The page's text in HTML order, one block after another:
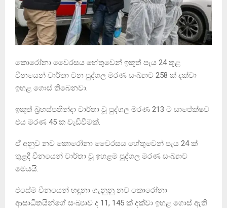
කොරෝනා වෛරසය හේතුවෙන් ඉකුත් පැය 24 තුළ
චීනයෙන් වාර්තා වන පුද්ගල මරණ සංඛ්‍යාව 258 ක් දක්වා
ඉහළ ගොස් තිබෙනවා.
ඉකුත් බ‍්‍රහස්පතින්දා වාර්තා වූ පුද්ගල මරණ 213 ට සාපේක්ෂව
එය මරණ 45 ක වැඩිවීමක්.
ඒ අනුව නව කොරෝනා වෛරසය හේතුවෙන් පැය 24 ක්
තුළදී චීනයෙන් වාර්තා වූ ඉහළම පුද්ගල මරණ සංඛ්‍යාව
මෙයයි.
එසේම චීනයෙන් හඳුනා ගැනුනු නව කොරෝනා
ආසාධිතයින්ගේ සංඛ්‍යාව ද 11, 145 ක් දක්වා ඉහළ ගොස් ඇති